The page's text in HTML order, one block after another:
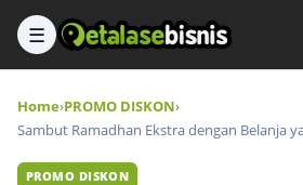
☰
Home›PROMO DISKON›
Sambut Ramadhan Ekstra dengan Belanja
PROMO DISKON